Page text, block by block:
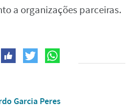
a organizações parceiras.
Garcia Peres